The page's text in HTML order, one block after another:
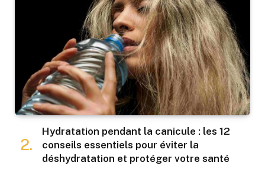
Hydratation pendant la canicule : les 12
conseils essentiels pour éviter la
déshydratation et protéger votre santé